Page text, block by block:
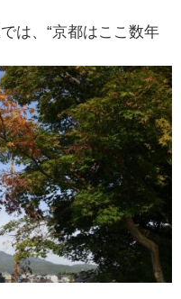
は、“京都はここ数年